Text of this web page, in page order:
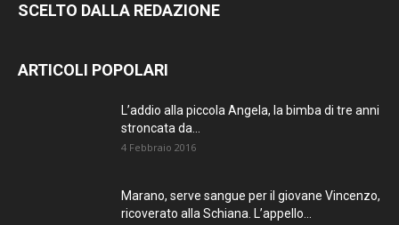
SCELTO DALLA REDAZIONE
ARTICOLI POPOLARI
L’addio alla piccola Angela, la bimba di tre anni
stroncata da...
4 Febbraio 2016
Marano, serve sangue per il giovane Vincenzo,
ricoverato alla Schiana. L’appello...
AGGIORNATO.
METTI UN
MI PIACE!
TERRANOSTRA NEWS
SU FACEBOOK